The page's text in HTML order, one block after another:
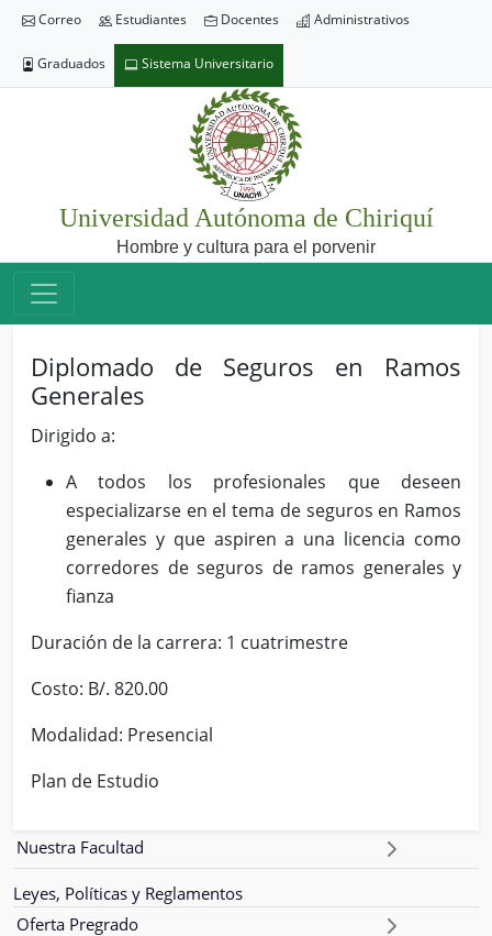
Correo Estudiantes Docentes Administrativos
Graduados Sistema Universitario
Universidad Autónoma de Chiriquí
Hombre y cultura para el porvenir
Nuestra Facultad
Leyes, Políticas y Reglamentos
Oferta Pregrado
Diplomado de Seguros en Ramos
Generales
Dirigido a:
A todos los profesionales que deseen
especializarse en el tema de seguros en Ramos
generales y que aspiren a una licencia como
corredores de seguros de ramos generales y
fianza
Duración de la carrera: 1 cuatrimestre
Costo: B/. 820.00
Modalidad: Presencial
Plan de Estudio